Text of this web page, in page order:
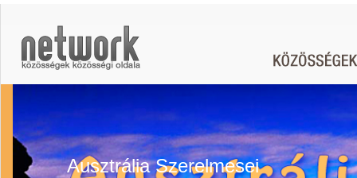
Ausztrália Szerelmesei